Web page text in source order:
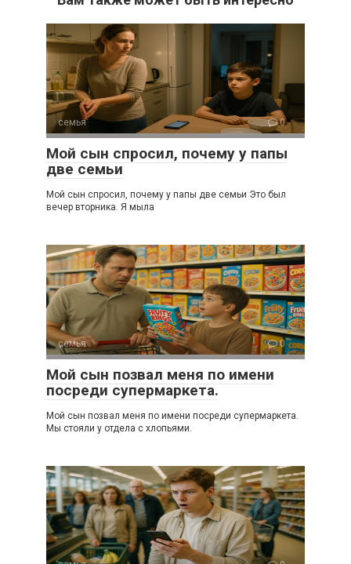
семья 0
Мой сын спросил, почему у папы
две семьи
Мой сын спросил, почему у папы две семьи Это был
вечер вторника. Я мыла
семья 0
Мой сын позвал меня по имени
посреди супермаркета.
Мой сын позвал меня по имени посреди супермаркета.
Мы стояли у отдела с хлопьями.